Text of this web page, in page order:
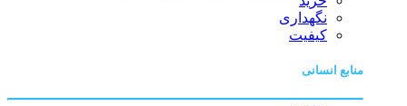
نگهداری
کیفیت
منابع انسانی